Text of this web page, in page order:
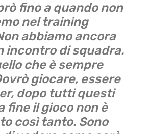
fino a quando non
nel training
abbiamo ancora
incontro di squadra.
che è sempre
giocare, essere
dopo tutti questi
fine il gioco non è
così tanto. Sono